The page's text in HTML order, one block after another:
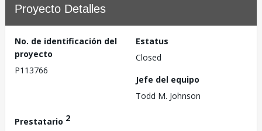
Proyecto Detalles
No. de identificación del
proyecto
P113766
Estatus
Closed
Jefe del equipo
Todd M. Johnson
Prestatario 2